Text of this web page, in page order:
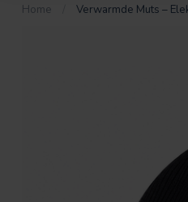
Home Verwarmde Muts –